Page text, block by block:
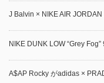
J Balvin × NIKE AIR
NIKE DUNK LOW “Grey
A$AP Rocky がadidas ×